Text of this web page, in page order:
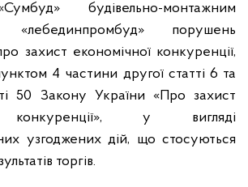
будівельно-монтажним
«лебединпромбуд» порушень
захист економічної конкуренції,
4 частини другої статті 6 та
50 Закону України «Про захист
конкуренції», у вигляді
узгоджених дій, що стосуються
торгів.